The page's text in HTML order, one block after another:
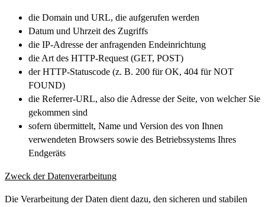
die Domain und URL, die aufgerufen werden
Datum und Uhrzeit des Zugriffs
die IP-Adresse der anfragenden Endeinrichtung
die Art des HTTP-Request (GET, POST)
der HTTP-Statuscode (z. B. 200 für OK, 404 für NOT
FOUND)
die Referrer-URL, also die Adresse der Seite, von welcher Sie
gekommen sind
sofern übermittelt, Name und Version des von Ihnen
verwendeten Browsers sowie des Betriebssystems Ihres
Endgeräts
Zweck der Datenverarbeitung
Die Verarbeitung der Daten dient dazu, den sicheren und stabilen